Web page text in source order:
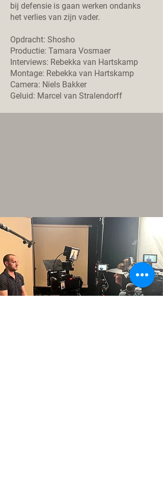
bij defensie is gaan werken ondanks
het verlies van zijn vader.
Opdracht: Shosho
Productie: Tamara Vosmaer
Interviews: Rebekka van Hartskamp
Montage: Rebekka van Hartskamp
Camera: Niels Bakker
Geluid: Marcel van Stralendorff